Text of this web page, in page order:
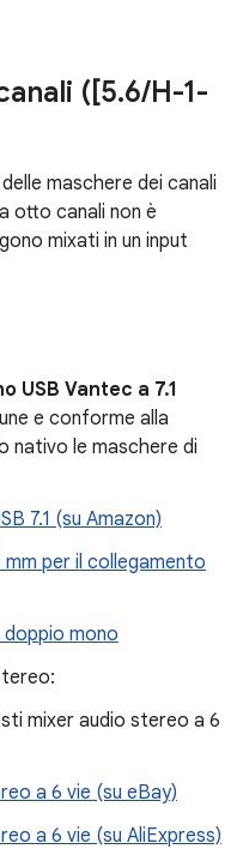
([5.6/H-1-
maschere dei canali
otto canali non è
mixati in un input
USB Vantec a 7.1
e conforme alla
nativo le maschere di
7.1 (su Amazon)
per il collegamento
mono
mixer audio stereo a 6
a 6 vie (su eBay)
a 6 vie (su AliExpress)